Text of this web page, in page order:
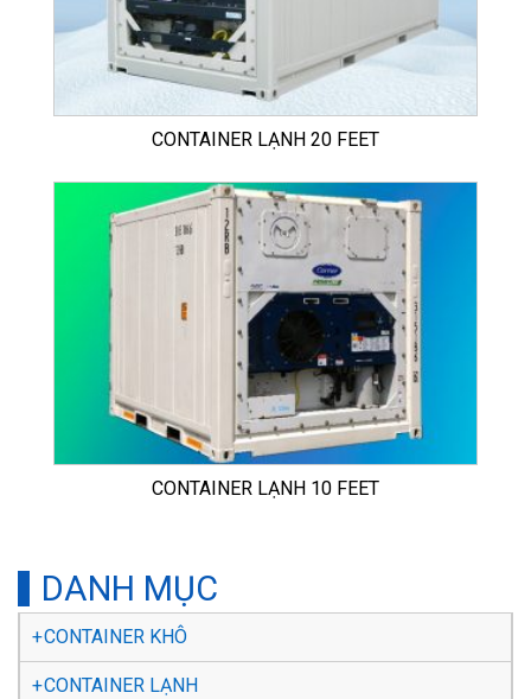
CONTAINER LẠNH 20 FEET
CONTAINER LẠNH 10 FEET
DANH MỤC
CONTAINER KHÔ
CONTAINER LẠNH